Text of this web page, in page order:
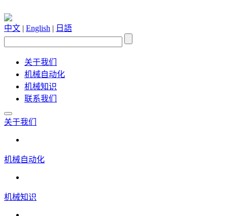
中文 | English | 日語
关于我们
机械自动化
机械知识
联系我们
关于我们
机械自动化
机械知识